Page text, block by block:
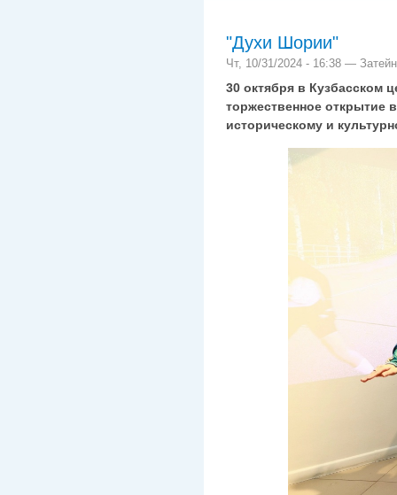
"Духи Шории"
Чт, 10/31/2024 - 16:38 —
30 октября в Кузбасском
торжественное открытие
историческому и